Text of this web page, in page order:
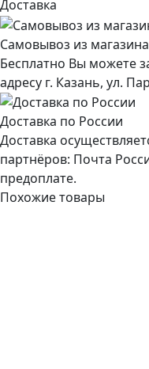
Доставка
Самовывоз из магазина
Бесплатно Вы можете
адресу г. Казань, ул.
Доставка по России
Доставка
партнёров: Почта
предоплате.
Похожие товары